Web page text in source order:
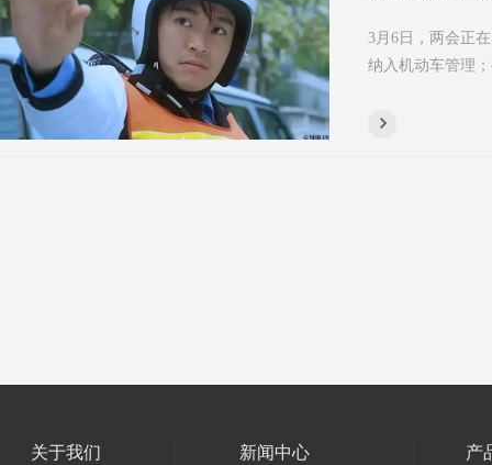
3月6日，两会正
纳入机动车管理
关于我们 新闻中心 产